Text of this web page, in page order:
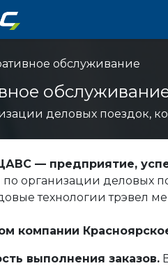
ЦАВС
обслуживание
деловых поездок,
— предприятие,
по организации деловых
технологии трэвел
компании
выполнения заказов.